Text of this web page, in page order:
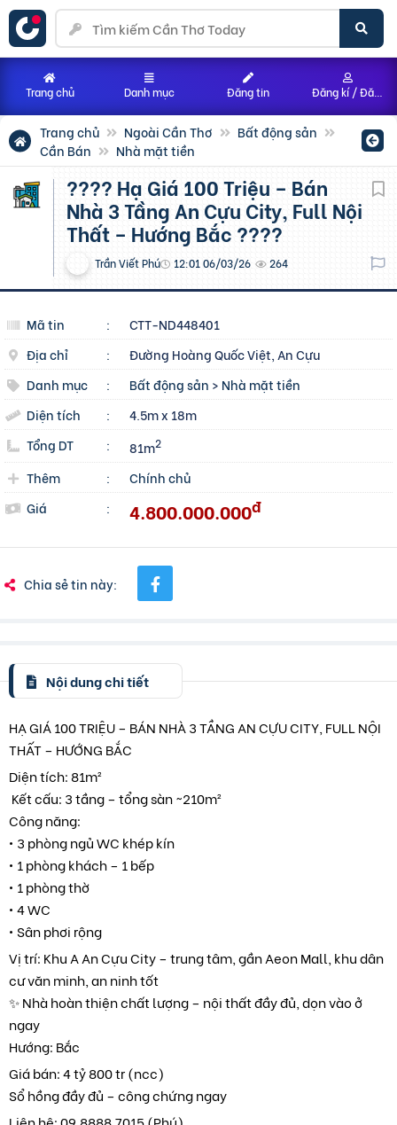
Trang chủ Ngoài Cần Thơ
Bất động sản
Cần Bán
Nhà mặt tiền
???? Hạ Giá 100 Triệu – Bán
Nhà 3 Tầng An Cựu City, Full Nội
Thất – Hướng Bắc ????
Trần Viết Phú 12:01 06/03/26 264
Mã tin :
CTT-ND448401
Địa chỉ
:
Đường Hoàng Quốc Việt, An Cựu
Danh mục
: Bất động sản > Nhà mặt tiền
Diện tích
:
4.5m x 18m
Tổng DT
: 81m2
Thêm :
Chính chủ
Giá
: 4.800.000.000đ
Chia sẻ tin này:
Nội dung chi tiết
HẠ GIÁ 100 TRIỆU – BÁN NHÀ 3 TẦNG AN CỰU CITY, FULL NỘI
THẤT – HƯỚNG BẮC
Diện tích: 81m²
️ Kết cấu: 3 tầng – tổng sàn ~210m²
Công năng:
• 3 phòng ngủ WC khép kín
• 1 phòng khách – 1 bếp
• 1 phòng thờ
• 4 WC
• Sân phơi rộng
Vị trí: Khu A An Cựu City – trung tâm, gần Aeon Mall, khu dân
cư văn minh, an ninh tốt
✨ Nhà hoàn thiện chất lượng – nội thất đầy đủ, dọn vào ở
ngay
Hướng: Bắc
Giá bán: 4 tỷ 800 tr (ncc)
Sổ hồng đầy đủ – công chứng ngay
Trang chủ Danh mục Đăng tin